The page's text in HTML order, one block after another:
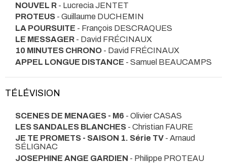
NOUVEL R - Lucrecia JENTET
PROTEUS - Guillaume DUCHEMIN
LA POURSUITE - François DESCRAQUES
LE MESSAGER - David FRÉCINAUX
10 MINUTES CHRONO - David FRÉCINAUX
APPEL LONGUE DISTANCE - Samuel BEAUCAMPS
TÉLÉVISION
SCENES DE MENAGES - M6 - Olivier CASAS
LES SANDALES BLANCHES - Christian FAURE
JE TE PROMETS - SAISON 1. Série TV - Arnaud
SÉLIGNAC
JOSEPHINE ANGE GARDIEN - Philippe PROTEAU